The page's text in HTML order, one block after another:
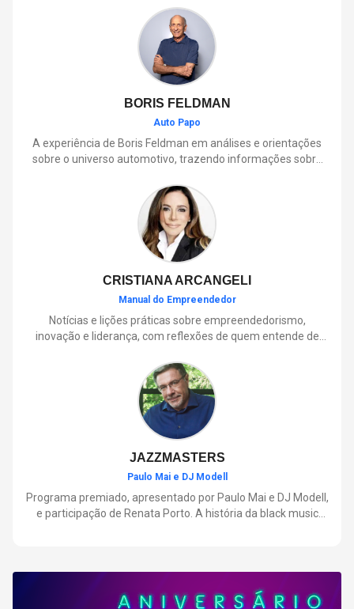
BORIS FELDMAN
Auto Papo
A experiência de Boris Feldman em análises e orientações
sobre o universo automotivo, trazendo informações sobre
que envolve o dia a dia dos motoristas.
CRISTIANA ARCANGELI
Manual do Empreendedor
Notícias e lições práticas sobre empreendedorismo,
inovação e liderança, com reflexões de quem entende de
JAZZMASTERS
Paulo Mai e DJ Modell
Programa premiado, apresentado por Paulo Mai e DJ Modell,
e participação de Renata Porto. A história da black music